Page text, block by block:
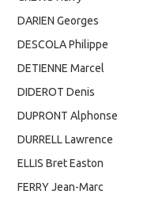
DARIEN Georges
DESCOLA Philippe
DETIENNE Marcel
DIDEROT Denis
DUPRONT Alphonse
DURRELL Lawrence
ELLIS Bret Easton
FERRY Jean-Marc